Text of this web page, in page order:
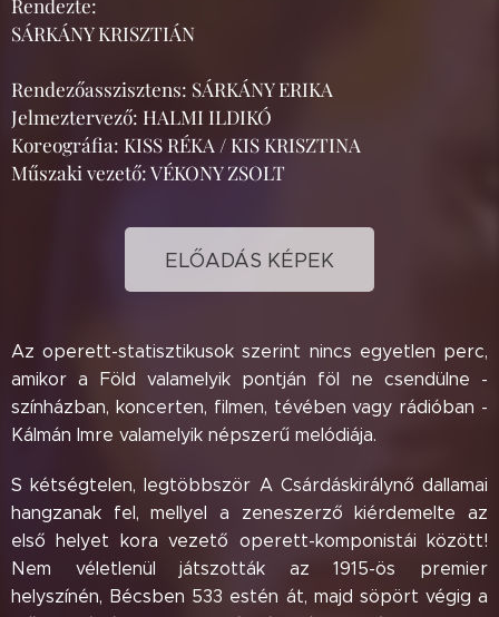
Rendezte:
SÁRKÁNY KRISZTIÁN
Rendezőasszisztens: SÁRKÁNY ERIKA
Jelmeztervező: HALMI ILDIKÓ
Koreográfia: KISS RÉKA / KIS KRISZTINA
Műszaki vezető: VÉKONY ZSOLT
ELŐADÁS KÉPEK
Az operett-statisztikusok szerint nincs egyetlen perc,
amikor a Föld valamelyik pontján föl ne csendülne -
színházban, koncerten, filmen, tévében vagy rádióban -
Kálmán Imre valamelyik népszerű melódiája.
S kétségtelen, legtöbbször A Csárdáskirálynő dallamai
hangzanak fel, mellyel a zeneszerző kiérdemelte az
első helyet kora vezető operett-komponistái között!
Nem véletlenül játszották az 1915-ös premier
helyszínén, Bécsben 533 estén át, majd söpört végig a